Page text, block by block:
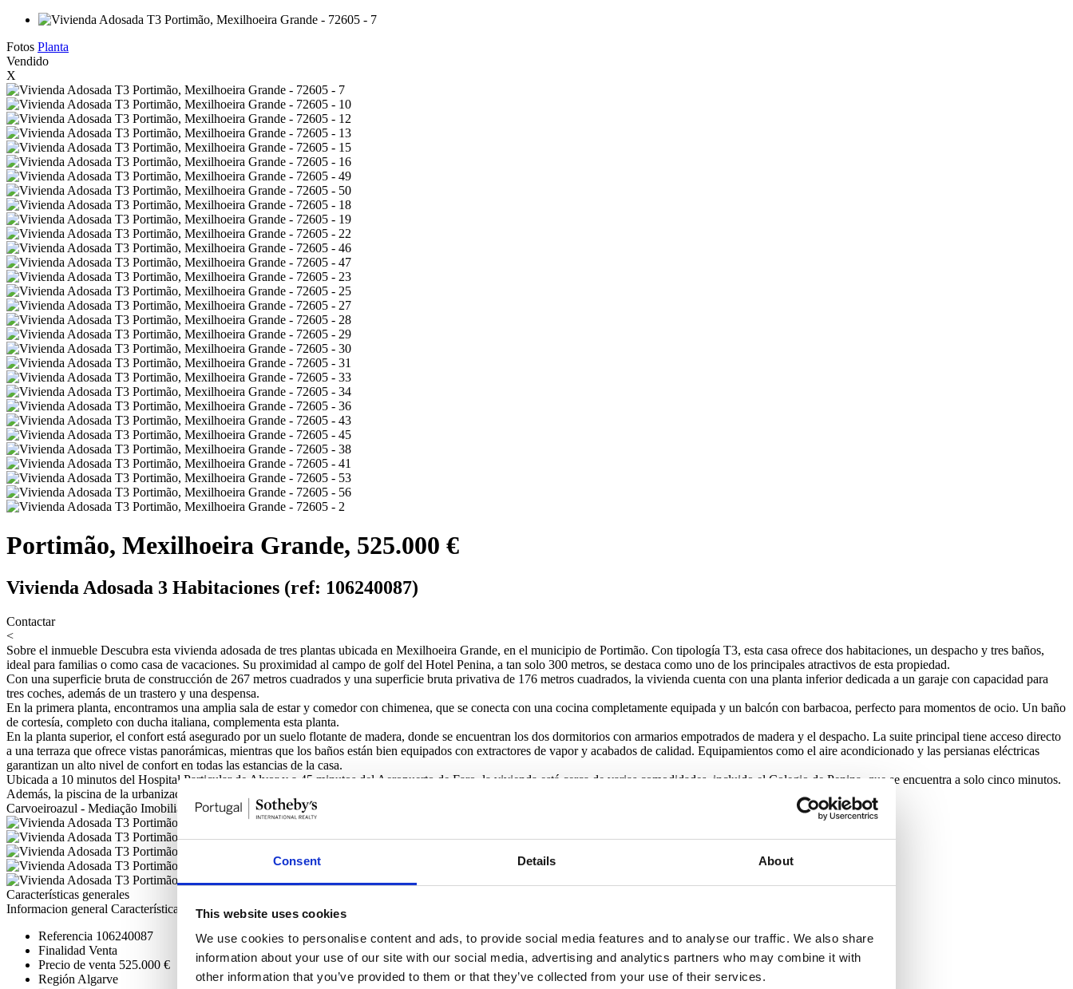
Consent Details About
This website uses cookies
We use cookies to personalise content and ads, to provide social media features and to analyse our traffic. We also share
information about your use of our site with our social media, advertising and analytics partners who may combine it with
other information that you’ve provided to them or that they’ve collected from your use of their services.
Fotos Planta
Vendido
X
Portimão, Mexilhoeira Grande, 525.000 €
Vivienda Adosada 3 Habitaciones (ref: 106240087)
Contactar
<
Sobre el inmueble Descubra esta vivienda adosada de tres plantas ubicada en Mexilhoeira Grande, en el municipio de Portimão. Con tipología T3, esta casa ofrece dos habitaciones, un despacho y tres baños,
ideal para familias o como casa de vacaciones. Su proximidad al campo de golf del Hotel Penina, a tan solo 300 metros, se destaca como uno de los principales atractivos de esta propiedad.
Con una superficie bruta de construcción de 267 metros cuadrados y una superficie bruta privativa de 176 metros cuadrados, la vivienda cuenta con una planta inferior dedicada a un garaje con capacidad para
tres coches, además de un trastero y una despensa.
En la primera planta, encontramos una amplia sala de estar y comedor con chimenea, que se conecta con una cocina completamente equipada y un balcón con barbacoa, perfecto para momentos de ocio. Un baño
de cortesía, completo con ducha italiana, complementa esta planta.
En la planta superior, el confort está asegurado por un suelo flotante de madera, donde se encuentran los dos dormitorios con armarios empotrados de madera y el despacho. La suite principal tiene acceso directo
a una terraza que ofrece vistas panorámicas, mientras que los baños están bien equipados con extractores de vapor y acabados de calidad. Equipamientos como el aire acondicionado y las persianas eléctricas
garantizan un alto nivel de confort en todas las estancias de la casa.
Ubicada a 10 minutos del Hospital Particular de Alvor y a 45 minutos del Aeropuerto de Faro, la vivienda está cerca de varias comodidades, incluido el Colegio de Penina, que se encuentra a solo cinco minutos.
Además, la piscina de la urbanización está programada para ser rehabilitada, convirtiendo esta propiedad en una excelente oportunidad en la región del Algarve.
Leer más +
Carvoeiroazul - Mediação Imobiliária Lda - AMI 10437
Características generales
Informacion general Características
Referencia 106240087
Finalidad Venta
Precio de venta 525.000 €
Región Algarve